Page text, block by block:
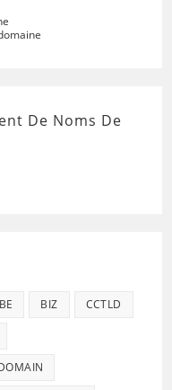
De Noms De
BE BIZ CCTLD